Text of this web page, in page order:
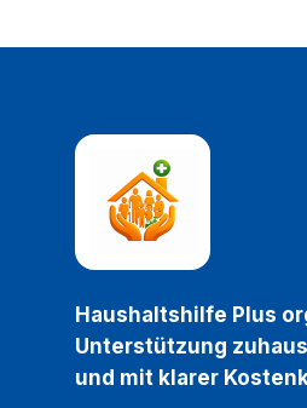
Haushaltshilfe Plus
Unterstützung
und mit klarer